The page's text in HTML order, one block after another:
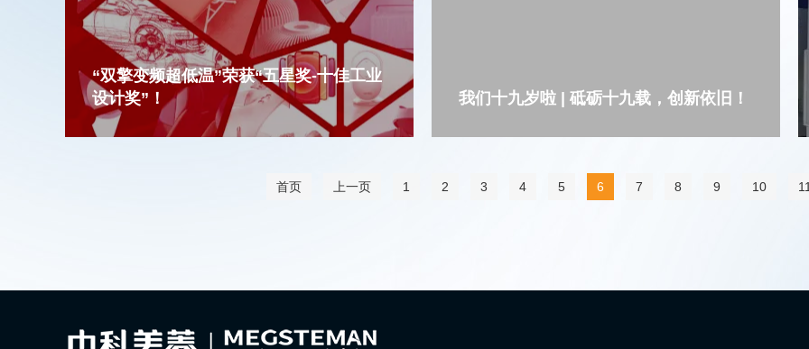
“双擎变频超低温”荣获“五星奖-十佳工业
设计奖”！
我们十九岁啦 | 砥砺十九载，创新依旧！
首页 上一页 1 2 3 4 5 6 7 8 9 10